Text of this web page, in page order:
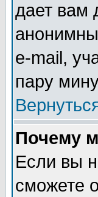
дает вам
e-mail,
пару
Почему
Если вы
сможете